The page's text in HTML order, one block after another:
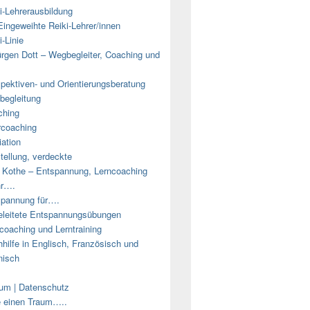
Lehrerausbildung
Reiki-Lehrer/innen
Linie
Dott – Wegbegleiter, Coaching und
und Orientierungsberatung
verdeckte
– Entspannung, Lerncoaching
für….
Entspannungsübungen
und Lerntraining
in Englisch, Französisch und
| Datenschutz
einen Traum…..